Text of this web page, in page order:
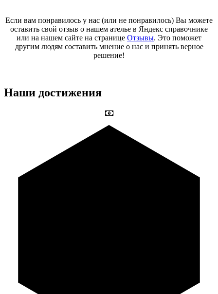
Если вам понравилось у нас (или не понравилось) Вы можете
оставить свой отзыв о нашем ателье в Яндекс справочнике
или на нашем сайте на странице Отзывы. Это поможет
другим людям составить мнение о нас и принять верное
решение!
Наши достижения